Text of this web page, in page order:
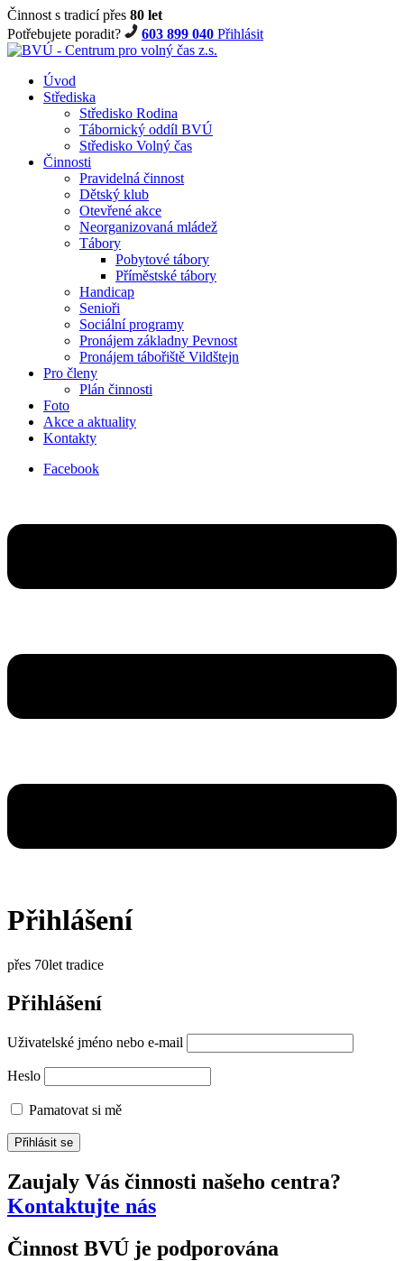
Činnost s tradicí přes 80 let
Potřebujete poradit?
603 899 040 Přihlásit
Úvod
Střediska
Středisko Rodina
Tábornický oddíl BVÚ
Středisko Volný čas
Činnosti
Pravidelná činnost
Dětský klub
Otevřené akce
Neorganizovaná mládež
Tábory
Pobytové tábory
Příměstské tábory
Handicap
Senioři
Sociální programy
Pronájem základny Pevnost
Pronájem tábořiště Vildštejn
Pro členy
Plán činnosti
Foto
Akce a aktuality
Kontakty
Facebook
Přihlášení
přes 70let tradice
Přihlášení
Uživatelské jméno nebo e-mail
Heslo
Pamatovat si mě
Zaujaly Vás činnosti našeho centra?
Kontaktujte nás
Činnost BVÚ je podporována